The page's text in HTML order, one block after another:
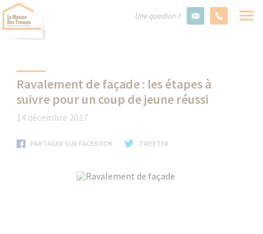
Une question ?
Ravalement de façade : les étapes à
suivre pour un coup de jeune réussi
14 décembre 2017
PARTAGER SUR FACEBOOK TWEETER